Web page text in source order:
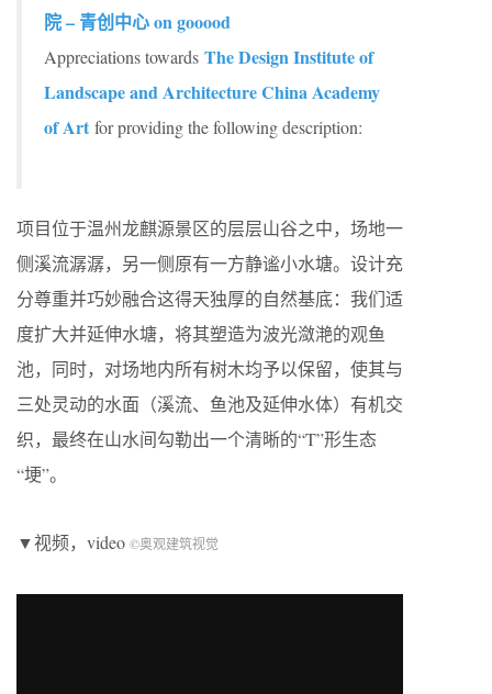
院 – 青创中心 on gooood
Appreciations towards The Design Institute of
Landscape and Architecture China Academy
of Art for providing the following description:
项目位于温州龙麒源景区的层层山谷之中，场地一
侧溪流潺潺，另一侧原有一方静谧小水塘。设计充
分尊重并巧妙融合这得天独厚的自然基底：我们适
度扩大并延伸水塘，将其塑造为波光潋滟的观鱼
池，同时，对场地内所有树木均予以保留，使其与
三处灵动的水面（溪流、鱼池及延伸水体）有机交
织，最终在山水间勾勒出一个清晰的“T”形生态
“埂”。
▼视频，video ©奥观建筑视觉